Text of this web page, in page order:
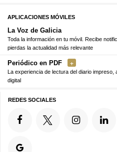
APLICACIONES MÓVILES
La Voz de Galicia
Toda la información en tu móvil. Recibe
pierdas la actualidad más relevante
Periódico en PDF
La experiencia de lectura del diario impreso,
digital
REDES SOCIALES